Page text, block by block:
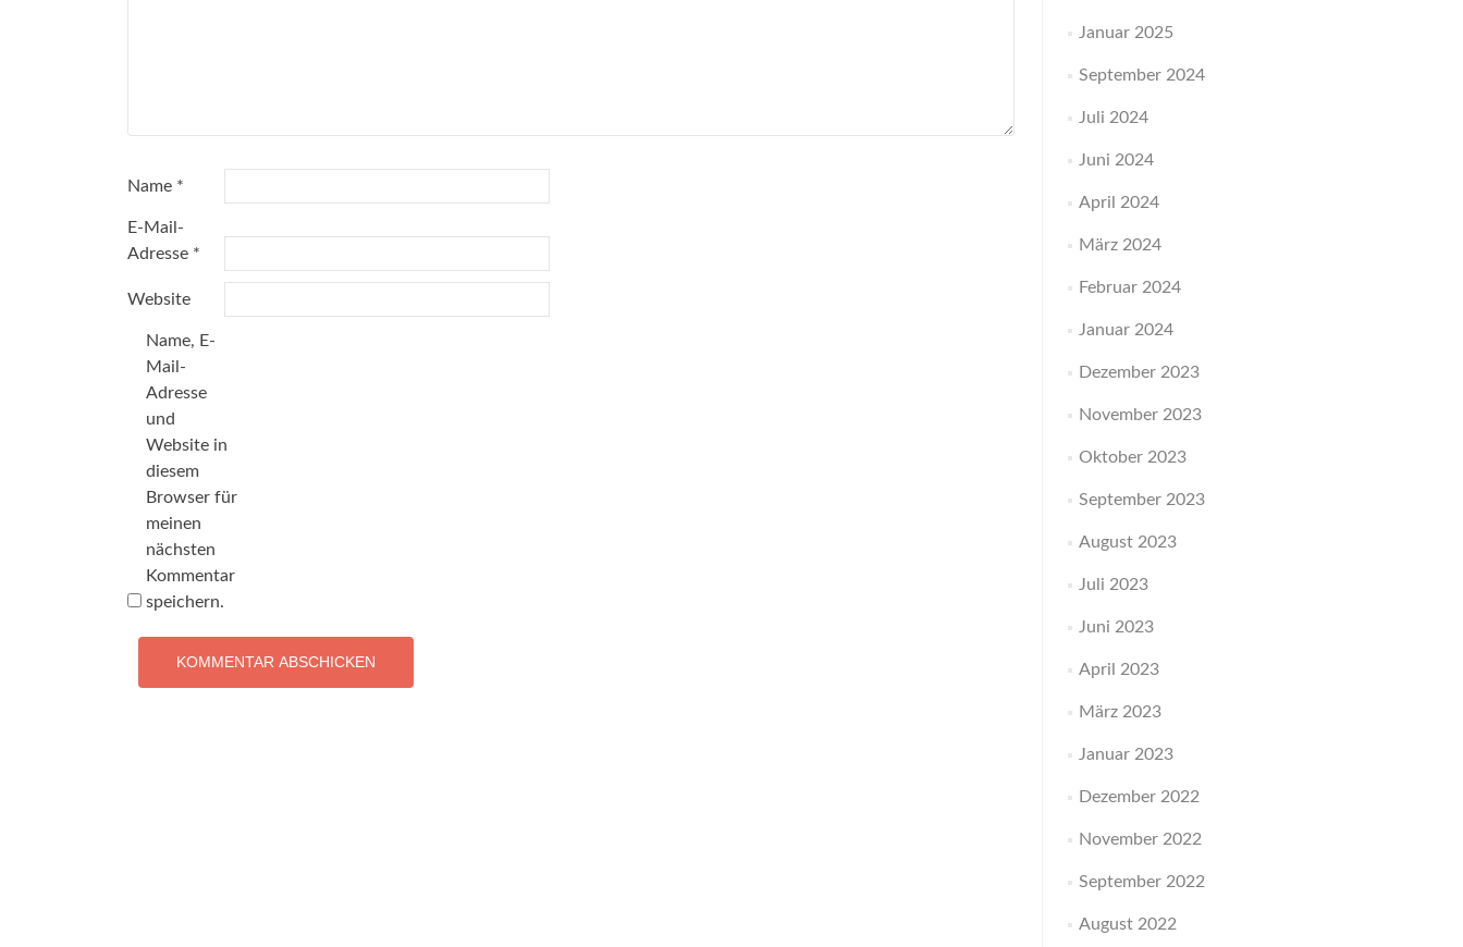
Name *
E-Mail-
Adresse *
Website
Name, E-
Mail-
Adresse
und
Website in
diesem
Browser für
meinen
nächsten
Kommentar
speichern.
Januar 2025
September 2024
Juli 2024
Juni 2024
April 2024
März 2024
Februar 2024
Januar 2024
Dezember 2023
November 2023
Oktober 2023
September 2023
August 2023
Juli 2023
Juni 2023
April 2023
März 2023
Januar 2023
Dezember 2022
November 2022
September 2022
August 2022